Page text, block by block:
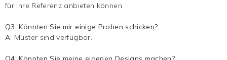
für Ihre Referenz anbieten können.
Q3: Könnten Sie mir einige Proben schicken?
A: Muster sind verfügbar.